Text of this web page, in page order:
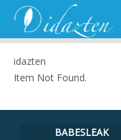
idazten
Item Not Found.
BABESLEAK